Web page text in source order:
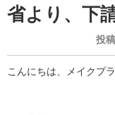
省より、下
投
こんにちは、メイクプ